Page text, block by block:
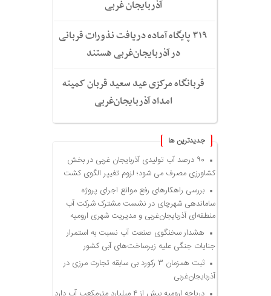
آذربایجان غربی
۳۱۹ پایگاه آماده دریافت نذورات قربانی
در آذربایجان‌غربی هستند
قربانگاه مرکزی عید سعید قربان کمیته
امداد آذربایجان‌غربی
جديدترين ها
۹۰ درصد آب تولیدی آذربایجان غربی در بخش
کشاورزی مصرف می شود؛ لزوم تغییر الگوی کشت
بررسی راهکارهای رفع موانع اجرای پروژه
ساماندهی شهرچای در نشست مشترک شرکت آب
منطقه‌ای آذربایجان‌غربی و مدیریت شهری ارومیه
هشدار سخنگوی صنعت آب نسبت به استمرار
جنایات جنگی علیه زیرساخت‌های آبی کشور
ثبت همزمان ۳ رکورد بی سابقه تجارت مرزی در
آذربایجان‌غربی